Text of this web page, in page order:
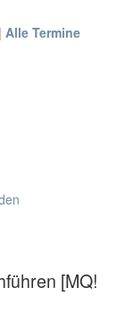
| Alle Termine
[MQ!